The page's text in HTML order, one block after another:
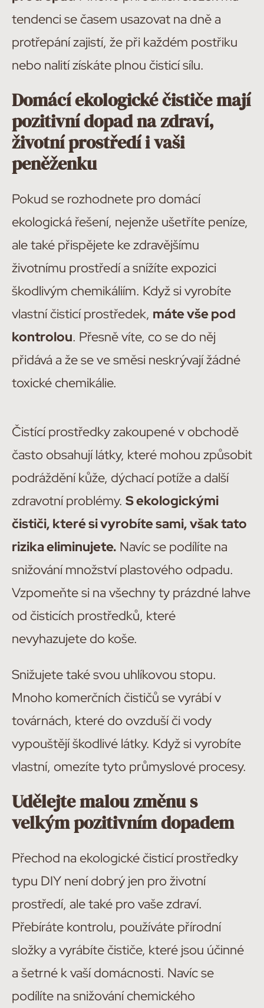
tendenci se časem usazovat na dně a
protřepání zajistí, že při každém postřiku
nebo nalití získáte plnou čisticí sílu.
Domácí ekologické čističe mají
pozitivní dopad na zdraví,
životní prostředí i vaši
peněženku
Pokud se rozhodnete pro domácí
ekologická řešení, nejenže ušetříte peníze,
ale také přispějete ke zdravějšímu
životnímu prostředí a snížíte expozici
škodlivým chemikáliím. Když si vyrobíte
vlastní čisticí prostředek, máte vše pod
kontrolou. Přesně víte, co se do něj
přidává a že se ve směsi neskrývají žádné
toxické chemikálie.
Čistící prostředky zakoupené v obchodě
často obsahují látky, které mohou způsobit
podráždění kůže, dýchací potíže a další
zdravotní problémy. S ekologickými
čističi, které si vyrobíte sami, však tato
rizika eliminujete. Navíc se podílíte na
snižování množství plastového odpadu.
Vzpomeňte si na všechny ty prázdné lahve
od čisticích prostředků, které
nevyhazujete do koše.
Snižujete také svou uhlíkovou stopu.
Mnoho komerčních čističů se vyrábí v
továrnách, které do ovzduší či vody
vypouštějí škodlivé látky. Když si vyrobíte
vlastní, omezíte tyto průmyslové procesy.
Udělejte malou změnu s
velkým pozitivním dopadem
Přechod na ekologické čisticí prostředky
typu DIY není dobrý jen pro životní
prostředí, ale také pro vaše zdraví.
Přebíráte kontrolu, používáte přírodní
složky a vyrábíte čističe, které jsou účinné
a šetrné k vaší domácnosti. Navíc se
podílíte na snižování chemického